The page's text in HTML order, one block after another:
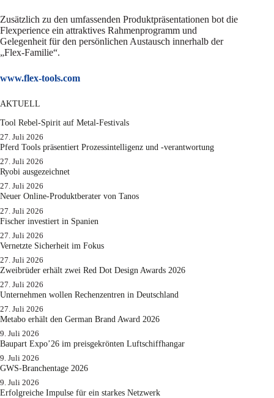
Zusätzlich zu den umfassenden Produktpräsentationen bot die
Flexperience ein attraktives Rahmenprogramm und
Gelegenheit für den persönlichen Austausch innerhalb der
„Flex-Familie“.
www.flex-tools.com
AKTUELL
Tool Rebel-Spirit auf Metal-Festivals
27. Juli 2026
Pferd Tools präsentiert Prozessintelligenz und -verantwortung
27. Juli 2026
Ryobi ausgezeichnet
27. Juli 2026
Neuer Online-Produktberater von Tanos
27. Juli 2026
Fischer investiert in Spanien
27. Juli 2026
Vernetzte Sicherheit im Fokus
27. Juli 2026
Zweibrüder erhält zwei Red Dot Design Awards 2026
27. Juli 2026
Unternehmen wollen Rechenzentren in Deutschland
27. Juli 2026
Metabo erhält den German Brand Award 2026
9. Juli 2026
Baupart Expo’26 im preisgekrönten Luftschiffhangar
9. Juli 2026
GWS-Branchentage 2026
9. Juli 2026
Erfolgreiche Impulse für ein starkes Netzwerk